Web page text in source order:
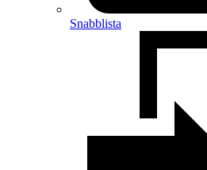
Snabblista